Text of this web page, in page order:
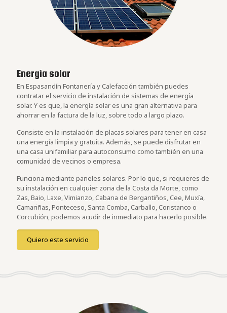
Energía solar
En Espasandín Fontanería y Calefacción también puedes
contratar el servicio de instalación de sistemas de energía
solar. Y es que, la energía solar es una gran alternativa para
ahorrar en la factura de la luz, sobre todo a largo plazo.
Consiste en la instalación de placas solares para tener en casa
una energía limpia y gratuita. Además, se puede disfrutar en
una casa unifamiliar para autoconsumo como también en una
comunidad de vecinos o empresa.
Funciona mediante paneles solares. Por lo que, si requieres de
su instalación en cualquier zona de la Costa da Morte, como
Zas, Baio, Laxe, Vimianzo, Cabana de Bergantiños, Cee, Muxía,
Camariñas, Ponteceso, Santa Comba, Carballo, Coristanco o
Corcubión, podemos acudir de inmediato para hacerlo posible.
Quiero este servicio